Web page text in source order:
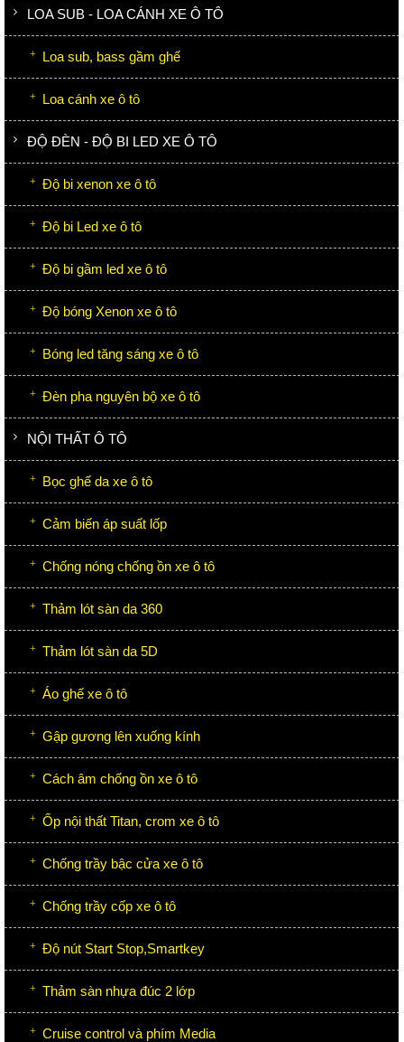
LOA SUB - LOA CÁNH XE Ô TÔ
Loa sub, bass gầm ghế
Loa cánh xe ô tô
ĐỘ ĐÈN - ĐỘ BI LED XE Ô TÔ
Độ bi xenon xe ô tô
Độ bi Led xe ô tô
Độ bi gầm led xe ô tô
Độ bóng Xenon xe ô tô
Bóng led tăng sáng xe ô tô
Đèn pha nguyên bộ xe ô tô
NỘI THẤT Ô TÔ
Bọc ghế da xe ô tô
Cảm biến áp suất lốp
Chống nóng chống ồn xe ô tô
Thảm lót sàn da 360
Thảm lót sàn da 5D
Áo ghế xe ô tô
Gập gương lên xuống kính
Cách âm chống ồn xe ô tô
Ốp nội thất Titan, crom xe ô tô
Chống trầy bậc cửa xe ô tô
Chống trầy cốp xe ô tô
Độ nút Start Stop,Smartkey
Thảm sàn nhựa đúc 2 lớp
Cruise control và phím Media